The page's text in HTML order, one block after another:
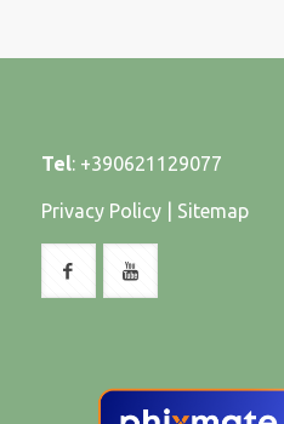
Tel: +390621129077
Privacy Policy| Sitemap